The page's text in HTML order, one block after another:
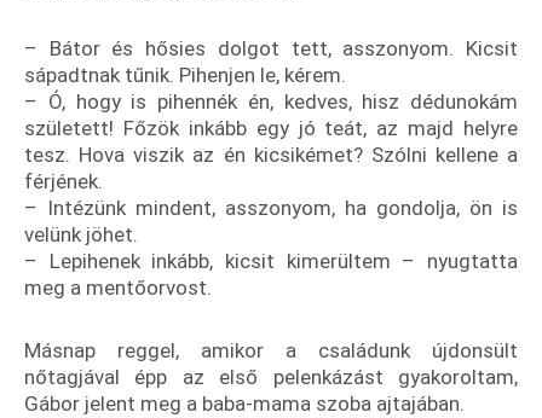
– Bátor és hősies dolgot tett, asszonyom. Kicsit
sápadtnak tűnik. Pihenjen le, kérem.
– Ó, hogy is pihennék én, kedves, hisz dédunokám
született! Főzök inkább egy jó teát, az majd helyre
tesz. Hova viszik az én kicsikémet? Szólni kellene a
férjének.
– Intézünk mindent, asszonyom, ha gondolja, ön is
velünk jöhet.
– Lepihenek inkább, kicsit kimerültem – nyugtatta
meg a mentőorvost.
Másnap reggel, amikor a családunk újdonsült
nőtagjával épp az első pelenkázást gyakoroltam,
Gábor jelent meg a baba-mama szoba ajtajában.